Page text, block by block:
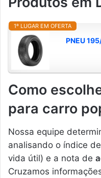
1º LUGAR EM OFERTA
PNEU
Como
para carro
Nossa equipe
analisando o índice de
vida útil) e a nota de
Cruzamos